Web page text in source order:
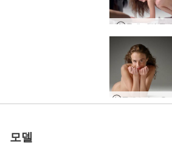
무대 뒤의 클
모델